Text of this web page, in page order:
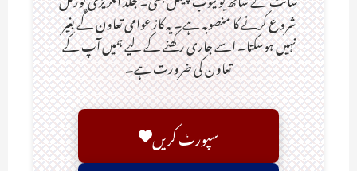
شروع کرنے کا منصوبہ ہے۔ یہ کاز عوامی تعاون کے بغیر
نہیں ہوسکتا۔ اسے جاری رکھنے کے لیے ہمیں آپ کے
تعاون کی ضرورت ہے۔
سپورٹ کریں